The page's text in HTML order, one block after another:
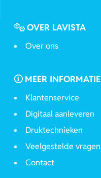
OVER LAVISTA
Over ons
MEER INFORMATIE
Klantenservice
Digitaal aanleveren
Druktechnieken
Veelgestelde vragen
Contact